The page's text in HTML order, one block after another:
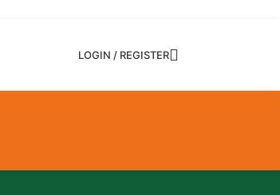
LOGIN / REGISTER